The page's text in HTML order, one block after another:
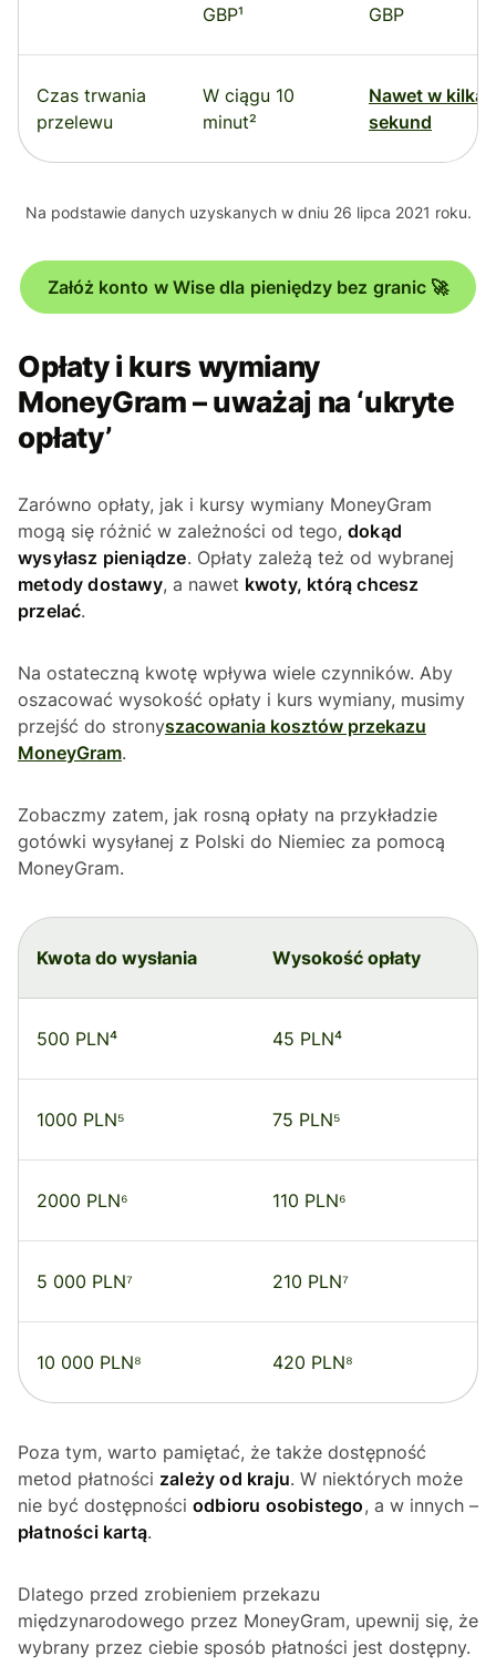
GBP¹
GBP
Czas trwania
przelewu
W ciągu 10
minut²
Nawet w kilka
sekund
Na podstawie danych uzyskanych w dniu 26 lipca 2021 roku.
Załóż konto w Wise dla pieniędzy bez granic 🚀
Opłaty i kurs wymiany
MoneyGram – uważaj na ‘ukryte
opłaty’
Zarówno opłaty, jak i kursy wymiany MoneyGram
mogą się różnić w zależności od tego, dokąd
wysyłasz pieniądze. Opłaty zależą też od wybranej
metody dostawy, a nawet kwoty, którą chcesz
przelać.
Na ostateczną kwotę wpływa wiele czynników. Aby
oszacować wysokość opłaty i kurs wymiany, musimy
przejść do stronyszacowania kosztów przekazu
MoneyGram.
Zobaczmy zatem, jak rosną opłaty na przykładzie
gotówki wysyłanej z Polski do Niemiec za pomocą
MoneyGram.
Kwota do wysłania Wysokość opłaty
500 PLN⁴ 45 PLN⁴
1000 PLN⁵ 75 PLN⁵
2000 PLN⁶ 110 PLN⁶
5 000 PLN⁷ 210 PLN⁷
10 000 PLN⁸ 420 PLN⁸
Poza tym, warto pamiętać, że także dostępność
metod płatności zależy od kraju. W niektórych może
nie być dostępności odbioru osobistego, a w innych –
płatności kartą.
Dlatego przed zrobieniem przekazu
międzynarodowego przez MoneyGram, upewnij się, że
wybrany przez ciebie sposób płatności jest dostępny.